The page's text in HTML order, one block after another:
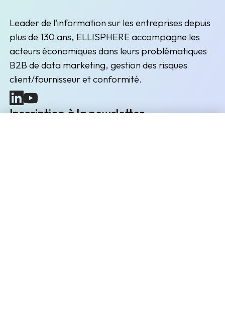
Leader de l'information sur les entreprises depuis
plus de 130 ans, ELLISPHERE accompagne les
acteurs économiques dans leurs problématiques
B2B de data marketing, gestion des risques
client/fournisseur et conformité.
(nouvelle fenêtre)
(nouvelle fenêtre)
Inscription à la newsletter